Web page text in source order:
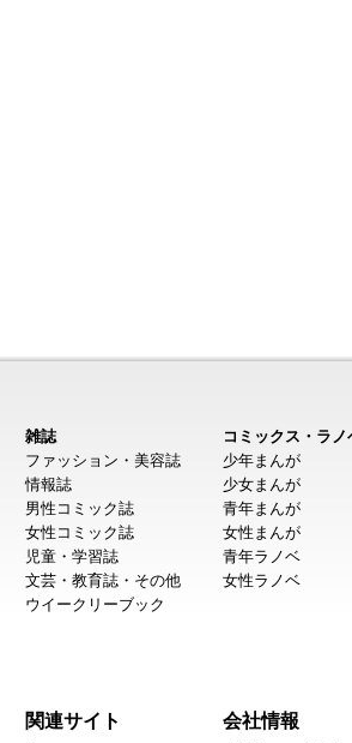
雑誌
ファッション・美容誌
情報誌
男性コミック誌
女性コミック誌
児童・学習誌
文芸・教育誌・その他
ウイークリーブック
コミックス・ラノ
少年まんが
少女まんが
青年まんが
女性まんが
青年ラノベ
女性ラノベ
関連サイト 会社情報